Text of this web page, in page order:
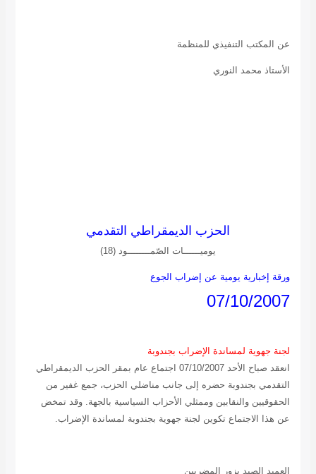
عن المكتب التنفيذي للمنظمة
الأستاذ محمد النوري
الحزب الديمقراطي التقدمي
يوميــــــات الصّمــــــــود (18)
ورقة إخبارية يومية عن إضراب الجوع
07/10/2007
لجنة جهوية لمساندة الإضراب بجندوبة
انعقد صباح الأحد 07/10/2007 اجتماع عام بمقر الحزب الديمقراطي
التقدمي بجندوبة حضره إلى جانب مناضلي الحزب، جمع غفير من
الحقوقيين والنقابين وممثلي الأحزاب السياسية بالجهة. وقد تمخض
عن هذا الاجتماع تكوين لجنة جهوية بجندوبة لمساندة الإضراب.
العميد الصيد يزور المضربين